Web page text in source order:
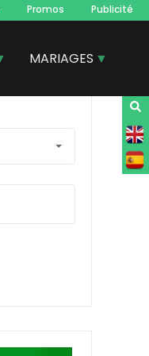
Promos Publicité
MARIAGES